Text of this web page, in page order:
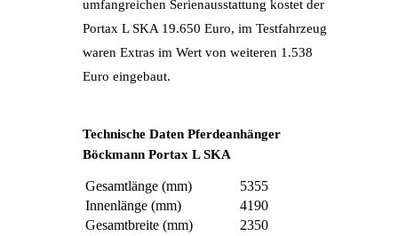
umfangreichen Serienausstattung kostet der
Portax L SKA 19.650 Euro, im Testfahrzeug
waren Extras im Wert von weiteren 1.538
Euro eingebaut.
Technische Daten Pferdeanhänger
Böckmann Portax L SKA
Gesamtlänge (mm)
5355
Innenlänge (mm)
4190
Gesamtbreite (mm)
2350